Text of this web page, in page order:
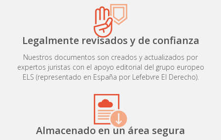
Legalmente revisados y de confianza
Nuestros documentos son creados y actualizados por
expertos juristas con el apoyo editorial del grupo europeo
ELS (representado en España por Lefebvre El Derecho).
Almacenado en un área segura